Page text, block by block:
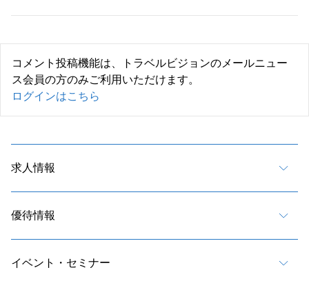
コメント投稿機能は、トラベルビジョンのメールニュー
ス会員の方のみご利用いただけます。
ログインはこちら
求人情報
優待情報
イベント・セミナー